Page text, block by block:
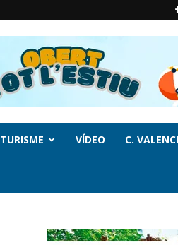
TURISME VÍDEO C.